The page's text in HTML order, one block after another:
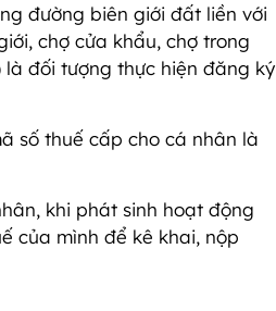
đường biên giới đất liền với
chợ cửa khẩu, chợ trong
đối tượng thực hiện đăng ký
số thuế cấp cho cá nhân là
khi phát sinh hoạt động
của mình để kê khai, nộp